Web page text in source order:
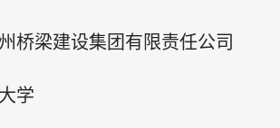
桥梁建设集团有限责任公司
学